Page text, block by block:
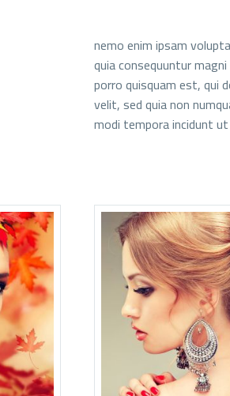
nemo enim ipsam
quia consequuntur
porro quisquam est, qui
velit, sed quia non
modi tempora incidunt